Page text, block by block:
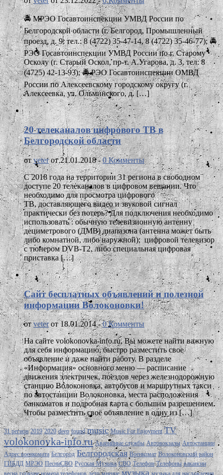
🚔 МРЭО Госавтоинспекции УМВД России по
Белгородской области (г. Белгород, Промышленный
проезд, д. 9, тел.: 8 (4722) 35-47-14, 8 (4722) 35-46-77); 🚔
РЭО Госавтоинспекции УМВД России по г. Старому
Осколу (г. Старый Оскол, пр-т. А.Угарова, д. 3, тел: 8
(4725) 42-13-93); 🚔 РЭО Госавтоинспекции ОМВД
России по Алексеевскому городскому округу (г.
Алексеевка, ул. Ольминского, д. […]
20 телеканалов цифрового ТВ в
Белгородской области
отveterот 21.01.2018 -0 Комменты
С 2018 года на территории 31 региона в свободном
доступе 20 телеканалов в цифровом вещании. Что
необходимо для просмотра цифрового
ТВ, доставляющего видео и звуковой сигнал
практически без потерь? Для подключения необходимо
использовать : обычную телевизионную антенну
дециметрового (ДМВ) диапазона (антенна может быть
либо комнатной, либо наружной); цифровой телевизор
с тюнером DVB-T2, либо специальная цифровая
приставка […]
Сайт бесплатных объявлений и полезной
информации Волоконовки!
отveterот 18.01.2014 -0 Комменты
На сайте volokonovka-info.ru, Вы можете найти важную
для себя информацию, быстро разместить свое
объявление и даже найти работу. В разделе
«Информация» основного меню — расписание
движения электричек, поездов через железнодорожную
станцию Волоконовка, автобусов и маршрутных такси
по автостанции Волоконовка, места расположения
банкоматов и подробная карта с большим разрешением.
Чтобы разместить своё объявление в одну из […]
31 регион 2019 2020 deep found music Music For Enjoyment TV
volokonovka-info.ru Аварийные службы Автовокзалы Автостанции
Адрес военкомата Белгород Белгородская Военкомат Волоконовский район
ГИБДД МРЭО ПесниСВО Русская Музыка СВО Телефон Телефоны вакансии
музыка